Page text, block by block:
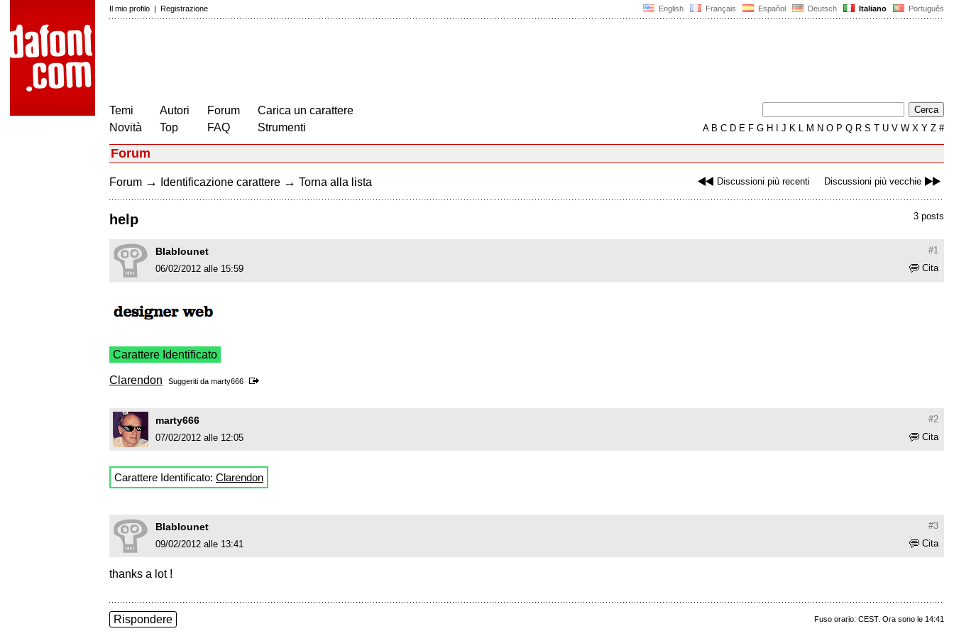
English Français Español Deutsch Italiano Português
Il mio profilo | Registrazione
Temi
Novità
Autori
Top
Forum
FAQ
Carica un carattere
Strumenti
AB C D E F G H J K L M N O P Q R S T U V W X Y Z #
Forum
Discussioni più recenti Discussioni più vecchie
Forum → Identificazione carattere → Torna alla lista
3 posts
help
#1
Blablounet
Cita
06/02/2012 alle 15:59
Carattere Identificato
Clarendon Suggeriti da marty666
#2
marty666
Cita
07/02/2012 alle 12:05
Carattere Identificato: Clarendon
#3
Blablounet
Cita
09/02/2012 alle 13:41
thanks a lot !
Fuso orario: CEST. Ora sono le 14:41
Rispondere